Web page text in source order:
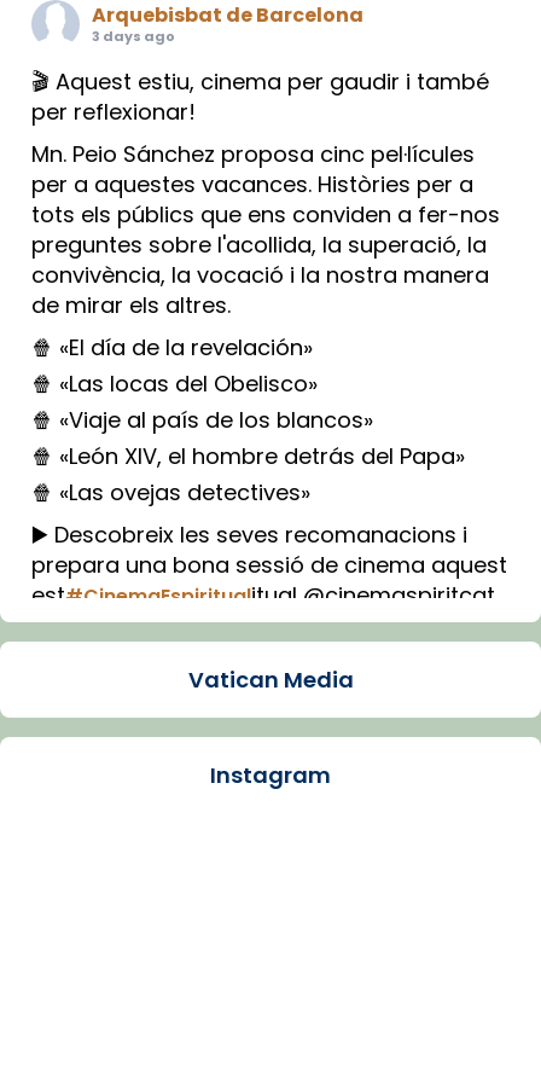
Arquebisbat de Barcelona
3 days ago
🎬 Aquest estiu, cinema per gaudir i també
per reflexionar!
Mn. Peio Sánchez proposa cinc pel·lícules
per a aquestes vacances. Històries per a
tots els públics que ens conviden a fer-nos
preguntes sobre l'acollida, la superació, la
convivència, la vocació i la nostra manera
de mirar els altres.
🍿 «El día de la revelación»
🍿 «Las locas del Obelisco»
🍿 «Viaje al país de los blancos»
🍿 «León XIV, el hombre detrás del Papa»
🍿 «Las ovejas detectives»
▶️ Descobreix les seves recomanacions i
prepara una bona sessió de cinema aquest
est#CinemaEspiritualitual @cinemaspiritcat
Imatge: Generada amb IA (OpenAI)
Arquebisbat de Barcelona
Vatican Media
Instagram